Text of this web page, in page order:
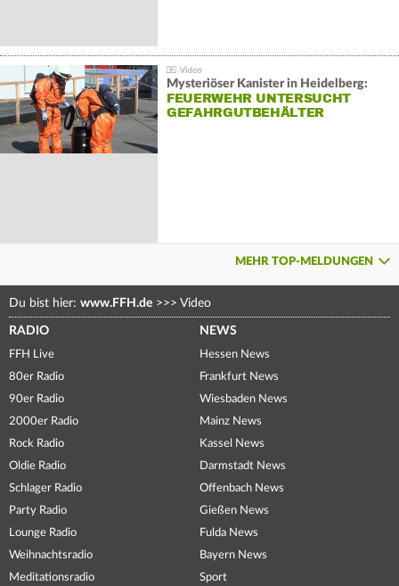
Mysteriöser Kanister in Heidelberg:
FEUERWEHR UNTERSUCHT
GEFAHRGUTBEHÄLTER
MEHR TOP-MELDUNGEN
Du bist hier: www.FFH.de >>> Video
RADIO
FFH Live
80er Radio
90er Radio
2000er Radio
Rock Radio
Oldie Radio
Schlager Radio
Party Radio
Lounge Radio
Weihnachtsradio
Meditationsradio
NEWS
Hessen News
Frankfurt News
Wiesbaden News
Mainz News
Kassel News
Darmstadt News
Offenbach News
Gießen News
Fulda News
Bayern News
Sport